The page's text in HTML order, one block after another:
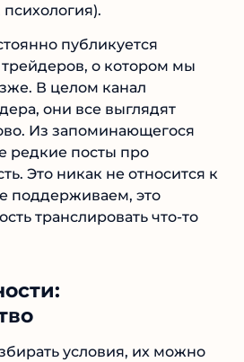
публикуется
трейдеров, о котором мы
В целом канал
они все выглядят
Из запоминающегося
редкие посты про
Это никак не относится к
поддерживаем, это
транслировать что-то
условия, их можно